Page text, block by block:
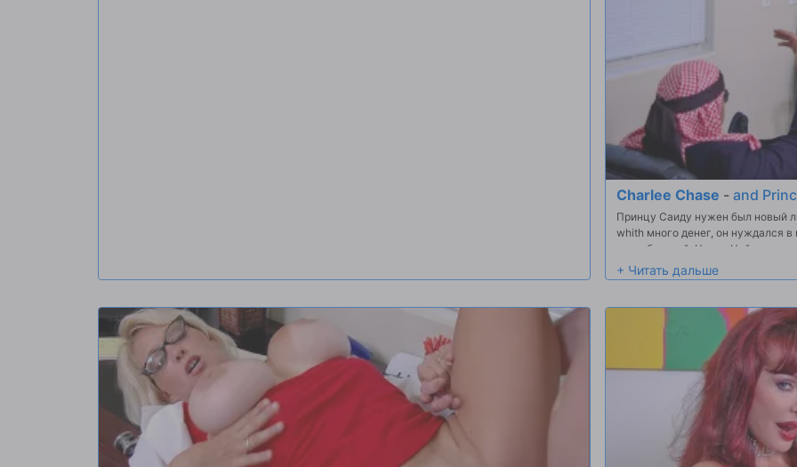
Charlee Chase - and
Принцу Саиду нужен был новый
whith много денег, он нуждался в
потребностей. Чарли Чейз
был в состоянии мириться с
для нее принц был большой петух